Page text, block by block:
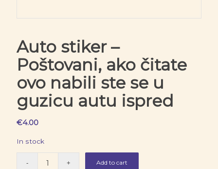
Auto stiker –
Poštovani, ako čitate
ovo nabili ste se u
guzicu autu ispred
€4.00
In stock
Add to cart